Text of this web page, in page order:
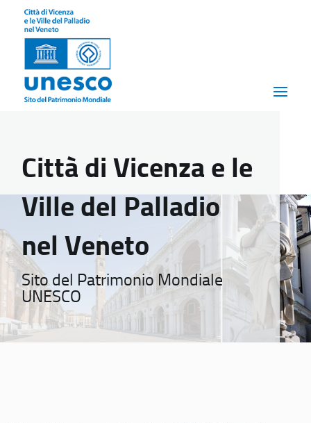
Città di Vicenza e le
Ville del Palladio
nel Veneto
Sito del Patrimonio Mondiale
UNESCO